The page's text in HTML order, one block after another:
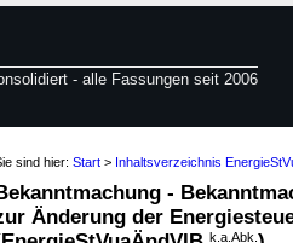
- alle Fassungen seit 2006
sind hier: Start > Inhaltsverzeichnis
-
Änderung der
k.a.Abk.